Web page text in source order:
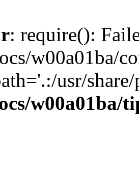
: require():
w00a01ba/
usr/
w00a01ba/